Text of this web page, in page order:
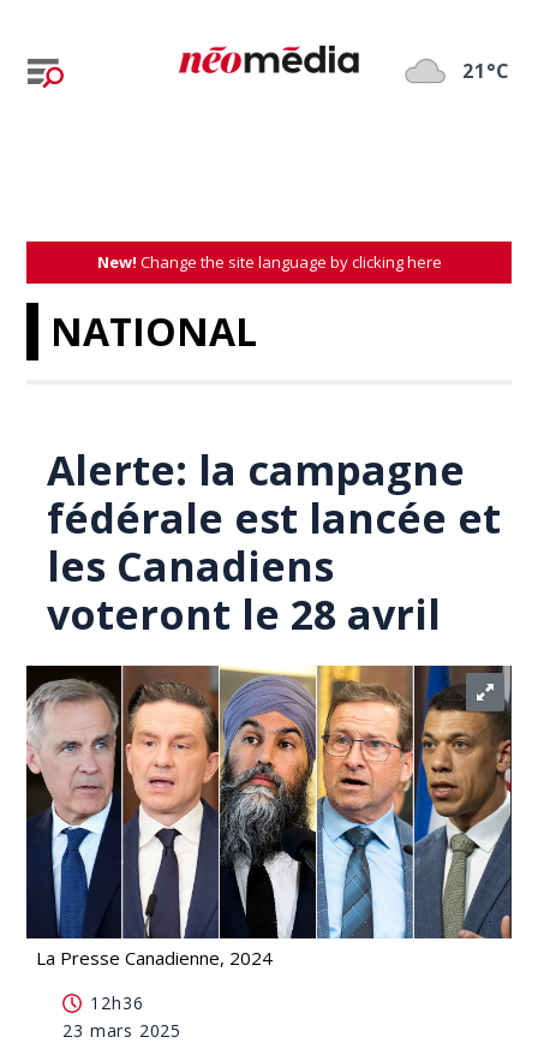
21°C
New! Change the site language by clicking here
NATIONAL
Alerte: la campagne
fédérale est lancée et
les Canadiens
voteront le 28 avril
La Presse Canadienne, 2024
Canadiens voteront le 28 avril
12h36
23 mars 2025